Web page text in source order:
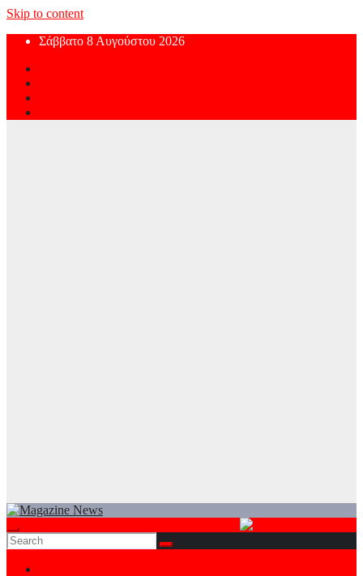
Skip to content
Σάββατο 8 Αυγούστου 2026